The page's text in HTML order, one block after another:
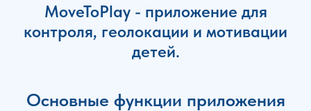
MoveToPlay - приложение для
контроля, геолокации и мотивации
детей.
Основные функции приложения